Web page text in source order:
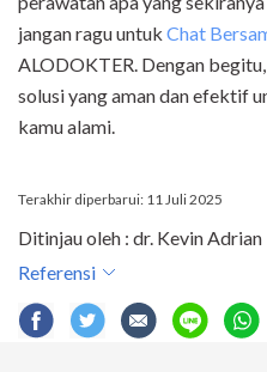
jangan ragu untuk Chat
ALODOKTER. Dengan
solusi yang aman dan efektif
kamu alami.
Terakhir diperbarui: 11 Juli 2025